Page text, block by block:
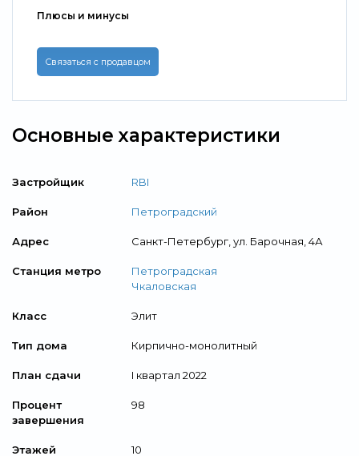
Плюсы и минусы
Связаться с продавцом
Основные характеристики
Застройщик RBI
Район Петроградский
Адрес Санкт-Петербург, ул. Барочная, 4А
Станция метро
Петроградская
Чкаловская
Класс Элит
Тип дома Кирпично-монолитный
План сдачи I квартал 2022
Процент
завершения
98
Этажей 10